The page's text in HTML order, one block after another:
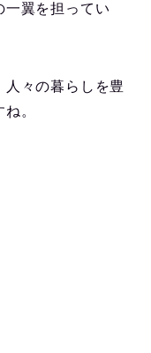
一翼を担ってい
人々の暮らしを豊
。